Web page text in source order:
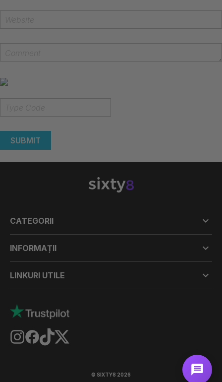
SUBMIT
CATEGORII 
INFORMAȚII 
LINKURI UTILE 
© SIXTY8 2026